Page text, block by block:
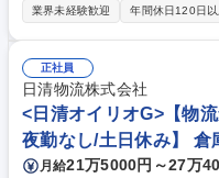
楽しい時間」を提供しています
スタートします。その後は先輩
方を一つずつ丁寧にレクチャー
ミング■見栄えの良い陳列のコ
交えながら習得していきます。 募集職種 【ゲームセンタースタッフ/未経
験から店長を目指せる】年休
業界未経験歓迎 年間休日120日以
正社員
日清物流株式会社
<日清オイリオG>【物
夜勤なし/土日休み】 倉
月給21万5000円～27万